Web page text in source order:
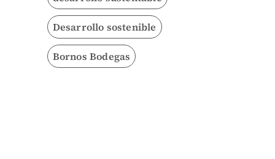
Desarrollo sostenible
Bornos Bodegas